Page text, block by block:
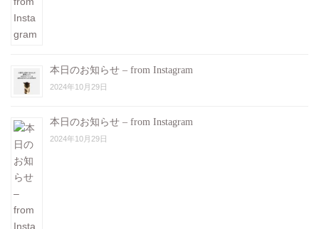
本日のお知らせ – from Instagram
2024年10月29日
本日のお知らせ – from Instagram
2024年10月29日